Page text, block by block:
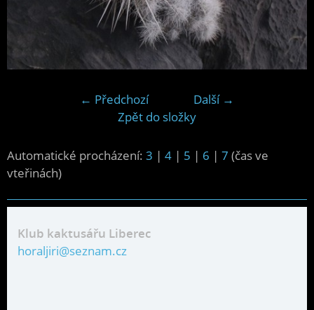
← Předchozí
Další →
Zpět do složky
Automatické procházení: 3 | 4 | 5 | 6 | 7 (čas ve
vteřinách)
Klub kaktusářu Liberec
horaljiri@seznam.cz